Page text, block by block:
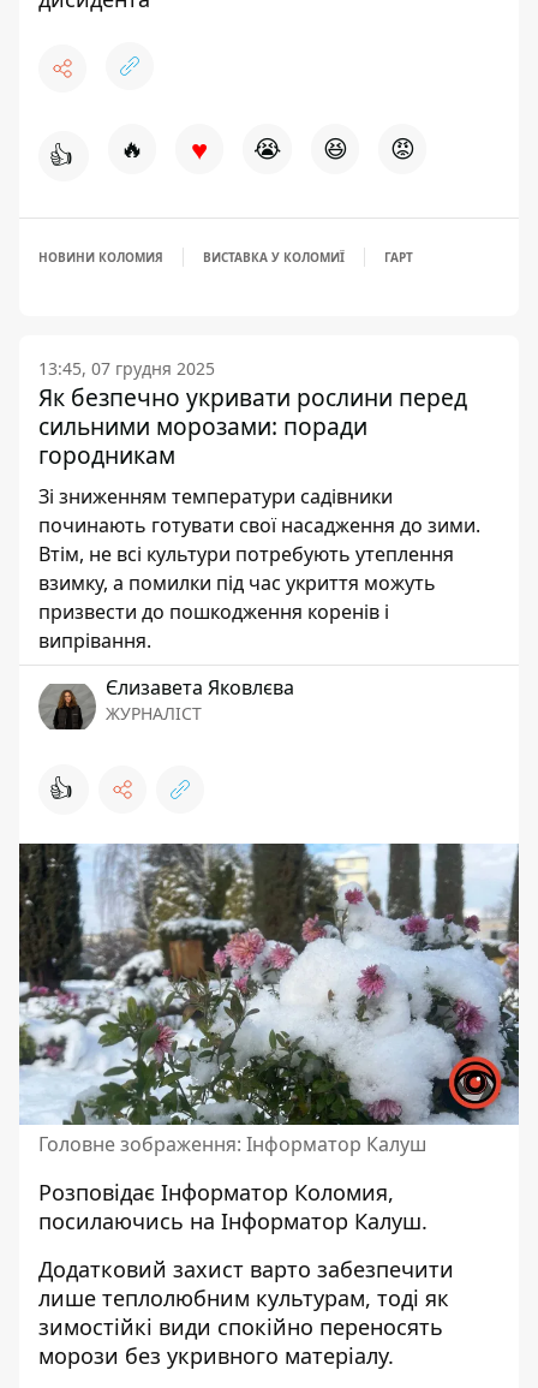
👍 🔥 ♥ 😭 😆 😡
НОВИНИ КОЛОМИЯ ВИСТАВКА У КОЛОМИЇ ГАРТ
13:45, 07 грудня 2025
Як безпечно укривати рослини перед
сильними морозами: поради
городникам
Зі зниженням температури садівники
починають готувати свої насадження до зими.
Втім, не всі культури потребують утеплення
взимку, а помилки під час укриття можуть
призвести до пошкодження коренів і
випрівання.
Єлизавета Яковлєва
ЖУРНАЛІСТ
👍
Головне зображення: Інформатор Калуш
Розповідає Інформатор Коломия,
посилаючись на Інформатор Калуш.
Додатковий захист варто забезпечити
лише теплолюбним культурам, тоді як
зимостійкі види спокійно переносять
морози без укривного матеріалу.